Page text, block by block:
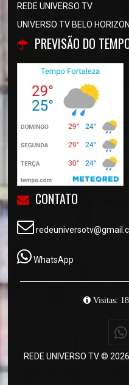
REDE UNIVERSO TV
UNIVERSO TV BELO
PREVISÃO DO
CONTATO
WhatsApp
Visitas:
REDE UNIVERSO TV ©